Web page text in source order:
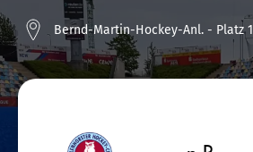
Bernd-Martin-Hockey-Anl. - Platz 1